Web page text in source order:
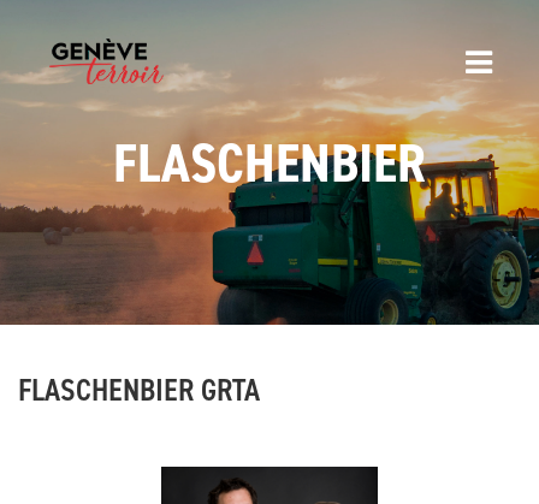
FLASCHENBIER
FLASCHENBIER GRTA